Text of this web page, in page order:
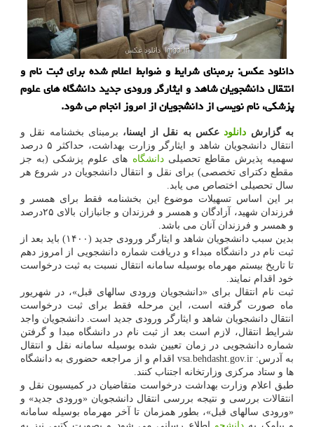
دانلود عکس: برمبنای شرایط و ضوابط اعلام شده برای ثبت نام و
انتقال دانشجویان شاهد و ایثارگر ورودی جدید دانشگاه های علوم
پزشکی، نام نویسی از دانشجویان از امروز انجام می شود.
به گزارش دانلودعکس به نقل از ایسنا، برمبنای بخشنامه نقل و
انتقال دانشجویان شاهد و ایثارگر وزارت بهداشت، حداکثر ۵ درصد
سهمیه پذیرش مقاطع تحصیلیدانشگاه های علوم پزشکی (به جز
مقطع دکترای تخصصی) برای نقل و انتقال دانشجویان در شروع هر
سال تحصیلی اختصاص می یابد.
بر این اساس تسهیلات موضوع این بخشنامه فقط برای همسر و
فرزندان شهید، آزادگان و همسر و فرزندان و جانبازان بالای ۲۵درصد
و همسر و فرزندان آنان می باشد.
بدین سبب دانشجویان شاهد و ایثارگر ورودی جدید (۱۴۰۰) باید بعد از
ثبت نام در دانشگاه مبداء و دریافت شماره دانشجویی از امروز دهم
تا تاریخ بیستم مهرماه بوسیله سامانه انتقال نسبت به ثبت درخواست
خود اقدام نمایند.
ثبت نام انتقال برای «دانشجویان ورودی سالهای قبل»، در شهریور
ماه صورت گرفته است، این مرحله فقط برای ثبت درخواست
انتقال دانشجویان شاهد و ایثارگر ورودی جدید است. دانشجویان واجد
شرایط انتقال، لازم است بعد از ثبت نام در دانشگاه مبدا و گرفتن
شماره دانشجویی در زمان تعیین شده بوسیله سامانه نقل و انتقال
به آدرس: vsa.behdasht.gov.ir اقدام و از مراجعه حضوری به دانشگاه
ها و ستاد مرکزی وزارتخانه اجتناب کنند.
طبق اعلام وزارت بهداشت درخواست متقاضیان در کمیسیون نقل و
انتقالات بررسی و نتیجه بررسی انتقال دانشجویان «ورودی جدید» و
«ورودی سالهای قبل»، بطور همزمان تا آخر مهرماه بوسیله سامانه